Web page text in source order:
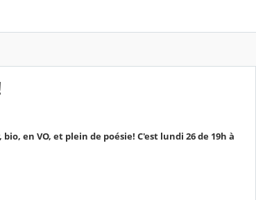
en VO, et plein de poésie! C'est lundi 26 de 19h à